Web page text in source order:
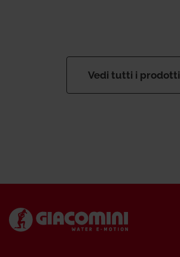
Vedi tutti i prodotti